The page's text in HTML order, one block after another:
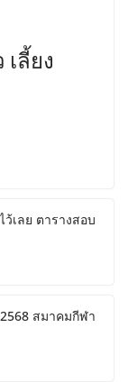
ลี้ยง
เลย ตารางสอบ
สมาคมกีฬา